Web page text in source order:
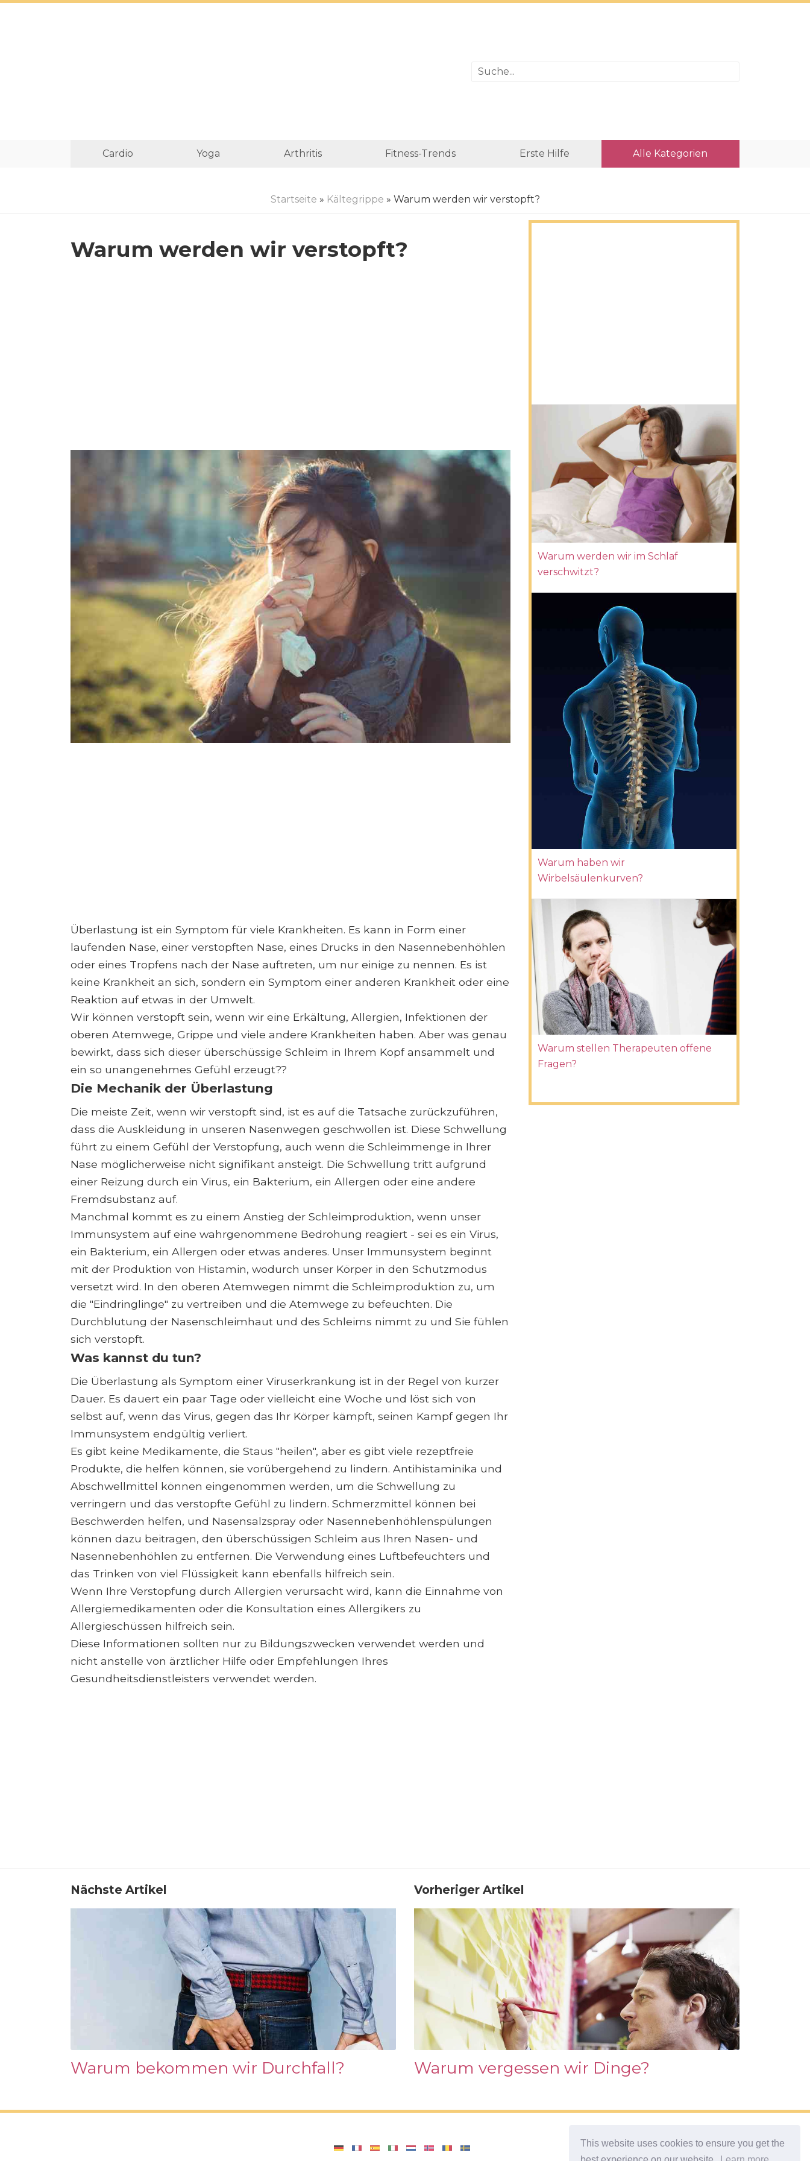
This website uses cookies to ensure you get the
Cardio Yoga Arthritis Fitness-Trends Erste Hilfe Alle Kategorien
Startseite » Kältegrippe » Warum werden wir verstopft?
Warum werden wir verstopft?
Überlastung ist ein Symptom für viele Krankheiten. Es kann in Form einer
laufenden Nase, einer verstopften Nase, eines Drucks in den Nasennebenhöhlen
oder eines Tropfens nach der Nase auftreten, um nur einige zu nennen. Es ist
keine Krankheit an sich, sondern ein Symptom einer anderen Krankheit oder eine
Reaktion auf etwas in der Umwelt.
Wir können verstopft sein, wenn wir eine Erkältung, Allergien, Infektionen der
oberen Atemwege, Grippe und viele andere Krankheiten haben. Aber was genau
bewirkt, dass sich dieser überschüssige Schleim in Ihrem Kopf ansammelt und
ein so unangenehmes Gefühl erzeugt??
Die Mechanik der Überlastung
Die meiste Zeit, wenn wir verstopft sind, ist es auf die Tatsache zurückzuführen,
dass die Auskleidung in unseren Nasenwegen geschwollen ist. Diese Schwellung
führt zu einem Gefühl der Verstopfung, auch wenn die Schleimmenge in Ihrer
Nase möglicherweise nicht signifikant ansteigt. Die Schwellung tritt aufgrund
einer Reizung durch ein Virus, ein Bakterium, ein Allergen oder eine andere
Fremdsubstanz auf.
Manchmal kommt es zu einem Anstieg der Schleimproduktion, wenn unser
Immunsystem auf eine wahrgenommene Bedrohung reagiert - sei es ein Virus,
ein Bakterium, ein Allergen oder etwas anderes. Unser Immunsystem beginnt
mit der Produktion von Histamin, wodurch unser Körper in den Schutzmodus
versetzt wird. In den oberen Atemwegen nimmt die Schleimproduktion zu, um
die "Eindringlinge" zu vertreiben und die Atemwege zu befeuchten. Die
Durchblutung der Nasenschleimhaut und des Schleims nimmt zu und Sie fühlen
sich verstopft.
Was kannst du tun?
Die Überlastung als Symptom einer Viruserkrankung ist in der Regel von kurzer
Dauer. Es dauert ein paar Tage oder vielleicht eine Woche und löst sich von
selbst auf, wenn das Virus, gegen das Ihr Körper kämpft, seinen Kampf gegen Ihr
Immunsystem endgültig verliert.
Es gibt keine Medikamente, die Staus "heilen", aber es gibt viele rezeptfreie
Produkte, die helfen können, sie vorübergehend zu lindern. Antihistaminika und
Abschwellmittel können eingenommen werden, um die Schwellung zu
verringern und das verstopfte Gefühl zu lindern. Schmerzmittel können bei
Beschwerden helfen, und Nasensalzspray oder Nasennebenhöhlenspülungen
können dazu beitragen, den überschüssigen Schleim aus Ihren Nasen- und
Nasennebenhöhlen zu entfernen. Die Verwendung eines Luftbefeuchters und
das Trinken von viel Flüssigkeit kann ebenfalls hilfreich sein.
Wenn Ihre Verstopfung durch Allergien verursacht wird, kann die Einnahme von
Allergiemedikamenten oder die Konsultation eines Allergikers zu
Allergieschüssen hilfreich sein.
Diese Informationen sollten nur zu Bildungszwecken verwendet werden und
nicht anstelle von ärztlicher Hilfe oder Empfehlungen Ihres
Gesundheitsdienstleisters verwendet werden.
Warum werden wir im Schlaf
verschwitzt?
Warum haben wir
Wirbelsäulenkurven?
Warum stellen Therapeuten offene
Fragen?
Nächste Artikel
Warum bekommen wir Durchfall?
Vorheriger Artikel
Warum vergessen wir Dinge?